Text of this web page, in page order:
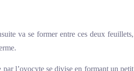
va se former entre ces deux feuillets,
l’ovocyte se divise en formant un petit